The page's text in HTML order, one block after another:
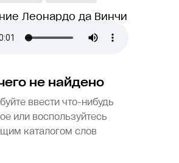
Леонардо да Винчи
не найдено
ввести что-нибудь
или воспользуйтесь
каталогом слов